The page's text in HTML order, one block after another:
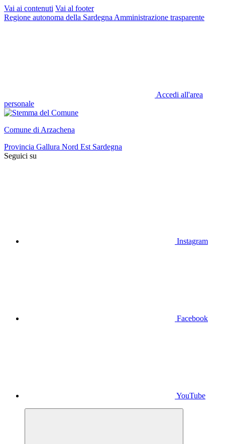
Vai ai contenuti Vai al footer
Regione autonoma della Sardegna Amministrazione trasparente
Accedi all'area
personale
Comune di Arzachena
Provincia Gallura Nord Est Sardegna
Seguici su
Instagram
Facebook
YouTube